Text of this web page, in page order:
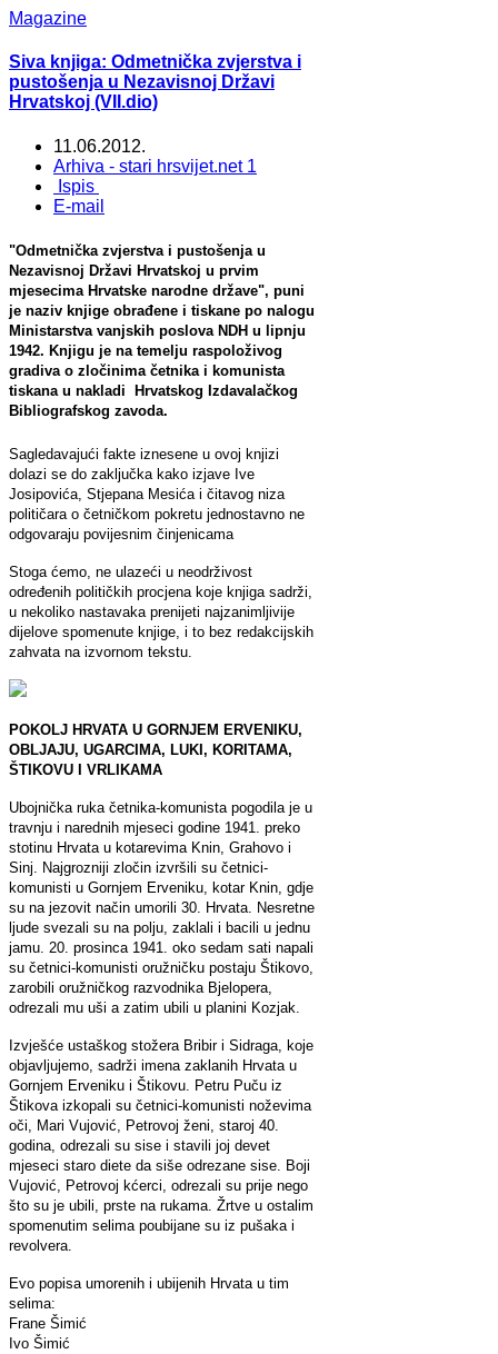
Magazine
Siva knjiga: Odmetnička zvjerstva i
pustošenja u Nezavisnoj Državi
Hrvatskoj (VII.dio)
11.06.2012.
Arhiva - stari hrsvijet.net 1
Ispis
E-mail
"Odmetnička zvjerstva i pustošenja u
Nezavisnoj Državi Hrvatskoj u prvim
mjesecima Hrvatske narodne države", puni
je naziv knjige obrađene i tiskane po nalogu
Ministarstva vanjskih poslova NDH u lipnju
1942. Knjigu je na temelju raspoloživog
gradiva o zločinima četnika i komunista
tiskana u nakladi Hrvatskog Izdavalačkog
Bibliografskog zavoda.
Sagledavajući fakte iznesene u ovoj knjizi
dolazi se do zaključka kako izjave Ive
Josipovića, Stjepana Mesića i čitavog niza
političara o četničkom pokretu jednostavno ne
odgovaraju povijesnim činjenicama
Stoga ćemo, ne ulazeći u neodrživost
određenih političkih procjena koje knjiga sadrži,
u nekoliko nastavaka prenijeti najzanimljivije
dijelove spomenute knjige, i to bez redakcijskih
zahvata na izvornom tekstu.
POKOLJ HRVATA U GORNJEM ERVENIKU,
OBLJAJU, UGARCIMA, LUKI, KORITAMA,
ŠTIKOVU I VRLIKAMA
Ubojnička ruka četnika-komunista pogodila je u
travnju i narednih mjeseci godine 1941. preko
stotinu Hrvata u kotarevima Knin, Grahovo i
Sinj. Najgrozniji zločin izvršili su četnici-
komunisti u Gornjem Erveniku, kotar Knin, gdje
su na jezovit način umorili 30. Hrvata. Nesretne
ljude svezali su na polju, zaklali i bacili u jednu
jamu. 20. prosinca 1941. oko sedam sati napali
su četnici-komunisti oružničku postaju Štikovo,
zarobili oružničkog razvodnika Bjelopera,
odrezali mu uši a zatim ubili u planini Kozjak.
Izvješće ustaškog stožera Bribir i Sidraga, koje
objavljujemo, sadrži imena zaklanih Hrvata u
Gornjem Erveniku i Štikovu. Petru Puču iz
Štikova izkopali su četnici-komunisti noževima
oči, Mari Vujović, Petrovoj ženi, staroj 40.
godina, odrezali su sise i stavili joj devet
mjeseci staro diete da siše odrezane sise. Boji
Vujović, Petrovoj kćerci, odrezali su prije nego
što su je ubili, prste na rukama. Žrtve u ostalim
spomenutim selima poubijane su iz pušaka i
revolvera.
Evo popisa umorenih i ubijenih Hrvata u tim
selima:
Frane Šimić
Ivo Šimić